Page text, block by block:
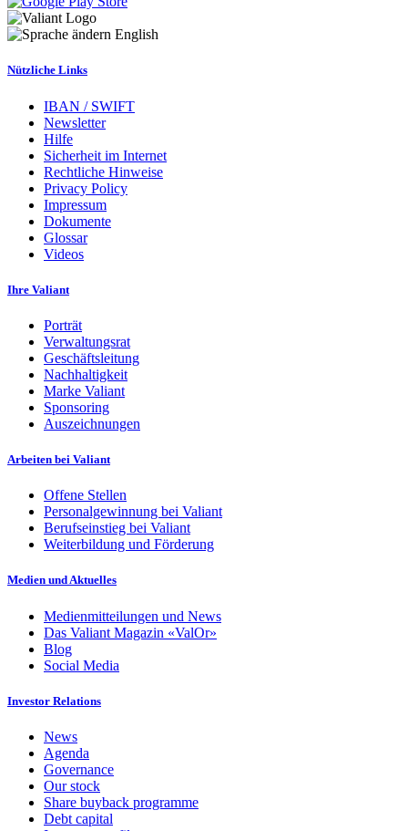
English
Nützliche Links
IBAN / SWIFT
Newsletter
Hilfe
Sicherheit im Internet
Rechtliche Hinweise
Privacy Policy
Impressum
Dokumente
Glossar
Videos
Ihre Valiant
Porträt
Verwaltungsrat
Geschäftsleitung
Nachhaltigkeit
Marke Valiant
Sponsoring
Auszeichnungen
Arbeiten bei Valiant
Offene Stellen
Personalgewinnung bei Valiant
Berufseinstieg bei Valiant
Weiterbildung und Förderung
Medien und Aktuelles
Medienmitteilungen und News
Das Valiant Magazin «ValOr»
Blog
Social Media
Investor Relations
News
Agenda
Governance
Our stock
Share buyback programme
Debt capital